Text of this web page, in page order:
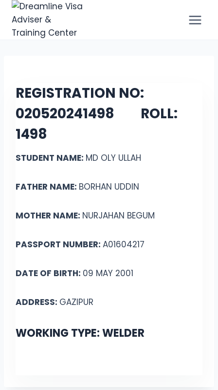
REGISTRATION NO:
020520241498 ROLL:
1498
STUDENT NAME: MD OLY ULLAH
FATHER NAME: BORHAN UDDIN
MOTHER NAME: NURJAHAN BEGUM
PASSPORT NUMBER: A01604217
DATE OF BIRTH: 09 MAY 2001
ADDRESS: GAZIPUR
WORKING TYPE: WELDER